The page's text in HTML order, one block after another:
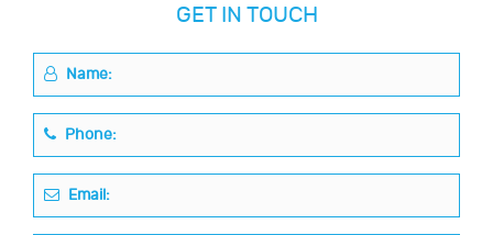
GET IN TOUCH
Name:
Phone:
Email: